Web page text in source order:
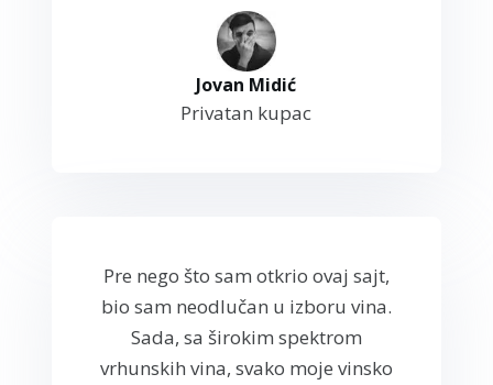
Jovan Midić
Privatan kupac
Pre nego što sam otkrio ovaj sajt,
bio sam neodlučan u izboru vina.
Sada, sa širokim spektrom
vrhunskih vina, svako moje vinsko